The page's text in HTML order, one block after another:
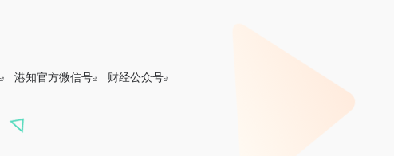
港知官方微信号 财经公众号